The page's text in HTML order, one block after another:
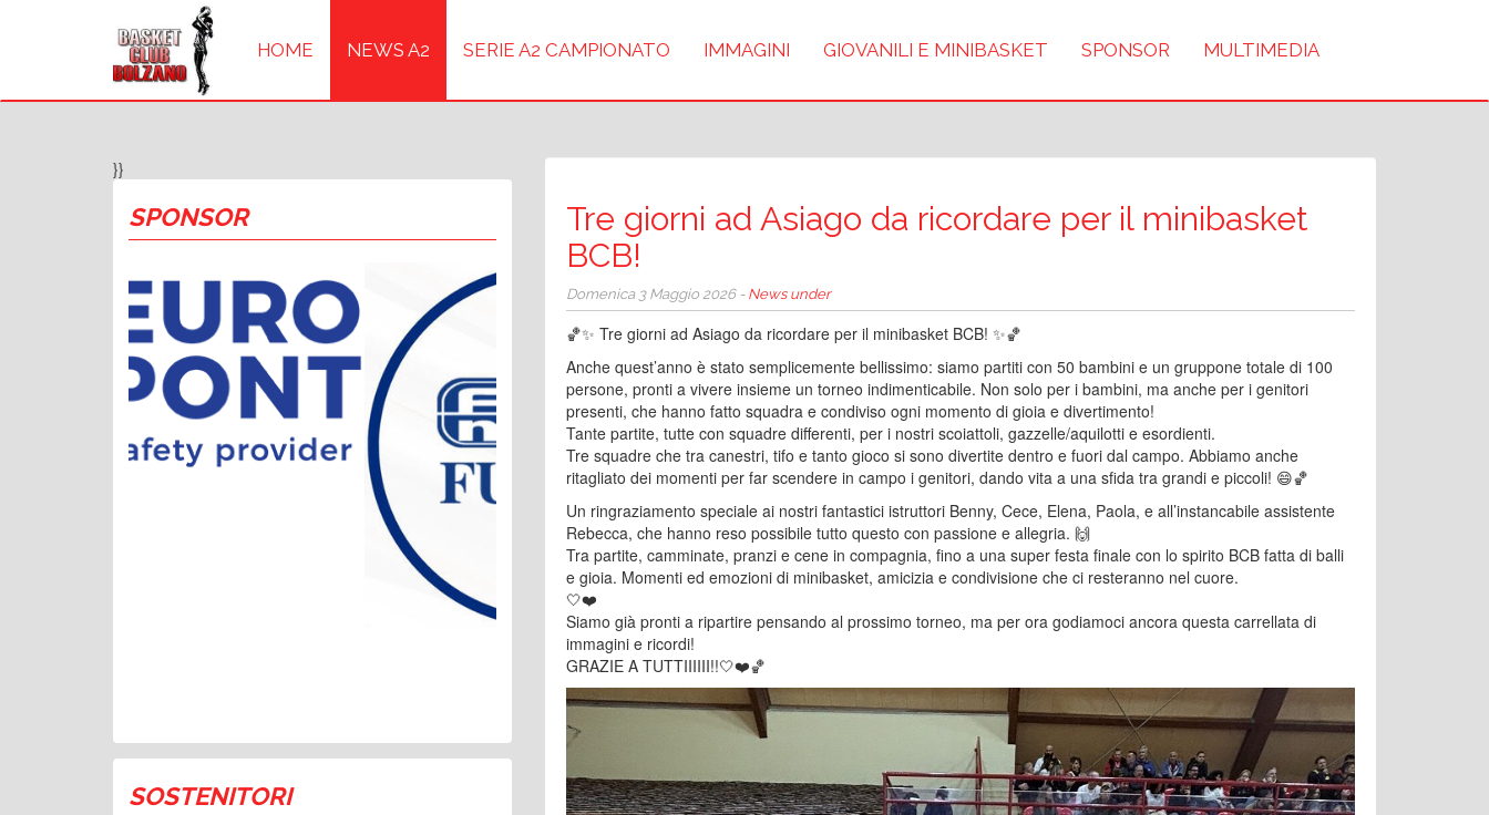
HOME NEWS A2 SERIE A2 CAMPIONATO IMMAGINI GIOVANILI E MINIBASKET SPONSOR MULTIMEDIA
}}
SPONSOR
SOSTENITORI
Tre giorni ad Asiago da ricordare per il minibasket
BCB!
Domenica 3 Maggio 2026 - News under
🏀✨ Tre giorni ad Asiago da ricordare per il minibasket BCB! ✨🏀
Anche quest’anno è stato semplicemente bellissimo: siamo partiti con 50 bambini e un gruppone totale di 100
persone, pronti a vivere insieme un torneo indimenticabile. Non solo per i bambini, ma anche per i genitori
presenti, che hanno fatto squadra e condiviso ogni momento di gioia e divertimento!
Tante partite, tutte con squadre differenti, per i nostri scoiattoli, gazzelle/aquilotti e esordienti.
Tre squadre che tra canestri, tifo e tanto gioco si sono divertite dentro e fuori dal campo. Abbiamo anche
ritagliato dei momenti per far scendere in campo i genitori, dando vita a una sfida tra grandi e piccoli! 😄🏀
Un ringraziamento speciale ai nostri fantastici istruttori Benny, Cece, Elena, Paola, e all’instancabile assistente
Rebecca, che hanno reso possibile tutto questo con passione e allegria. 🙌
Tra partite, camminate, pranzi e cene in compagnia, fino a una super festa finale con lo spirito BCB fatta di balli
e gioia. Momenti ed emozioni di minibasket, amicizia e condivisione che ci resteranno nel cuore.
🤍❤️
Siamo già pronti a ripartire pensando al prossimo torneo, ma per ora godiamoci ancora questa carrellata di
immagini e ricordi!
GRAZIE A TUTTIIIIII!!🤍❤️🏀